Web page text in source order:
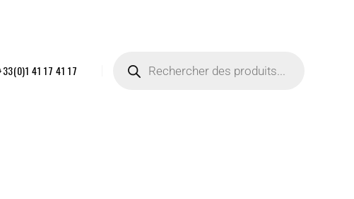
41 17 41 17